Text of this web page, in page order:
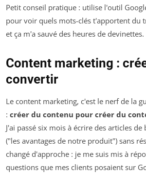
Petit conseil pratique : utilise l'outil
pour voir quels mots-clés t'apportent du
et ça m'a sauvé des heures de devinettes.
Content marketing :
convertir
Le content marketing, c'est le nerf de la
: créer du contenu pour créer du
J'ai passé six mois à écrire des articles
("les avantages de notre produit") sans
changé d'approche : je me suis mis à
questions que mes clients posaient sur